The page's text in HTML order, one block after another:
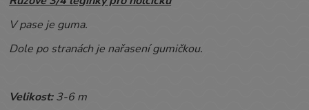
V pase je guma.
Dole po stranách je nařasení gumičkou.
Velikost:3-6 m